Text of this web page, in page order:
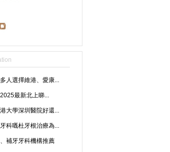
人選擇維港、愛康...
最新北上睇...
大學深圳醫院好還...
科嘅杜牙根治療為...
補牙牙科機構推薦